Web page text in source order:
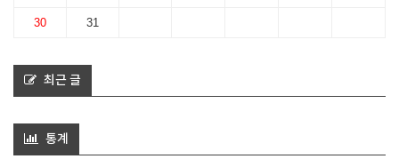
30 31
최근 글
통계